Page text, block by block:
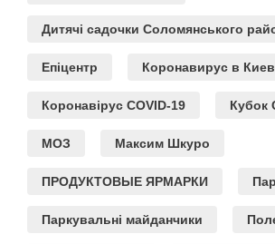
Дитячі садочки Соломянського
Епіцентр Коронавирус в
Коронавірус COVID-19 Кубок
МОЗ Максим Шкуро
ПРОДУКТОВЫЕ ЯРМАРКИ
Паркувальні майданчики